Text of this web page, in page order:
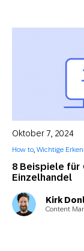
8 Beispiele für
Einzelhandel
Oktober 7, 2024
How to, Wichtige
Kirk
Content